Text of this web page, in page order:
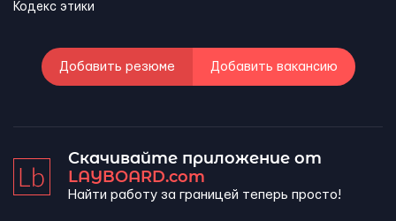
Кодекс этики
Добавить резюме Добавить вакансию
Скачивайте приложение от
LAYBOARD.com
Найти работу за границей теперь просто!